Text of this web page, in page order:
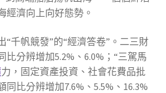
經濟向上向好態勢。
“千帆競發”的“經濟答卷”。二三財
比分辨增加5.2%、6.0%；“三駕馬
力，固定資產投資、社會花費品批
比分辨增加7.6%、5.5%、16.3%